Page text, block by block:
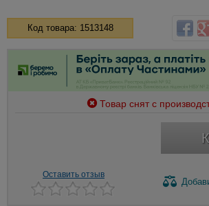
Код товара: 1513148
Товар снят с
Оставить отзыв